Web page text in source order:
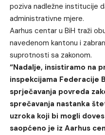
poziva nadležne institucije
administrativne mjere.
Aarhus centar u BiH traži
navedenom kantonu i
suprotnosti sa zakonom.
“Nadalje, insistiramo na
inspekcijama Federacije
sprječavanja povreda
sprečavanja nastanka
uzroka koji bi mogli
saopćeno je iz Aarhus